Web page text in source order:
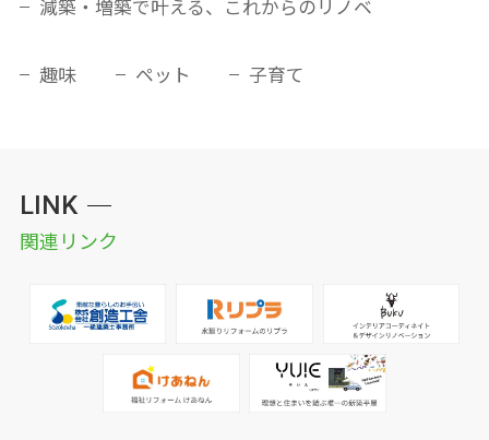
減築・増築で叶える、これからのリノベ
趣味 ペット 子育て
LINK
関連リンク